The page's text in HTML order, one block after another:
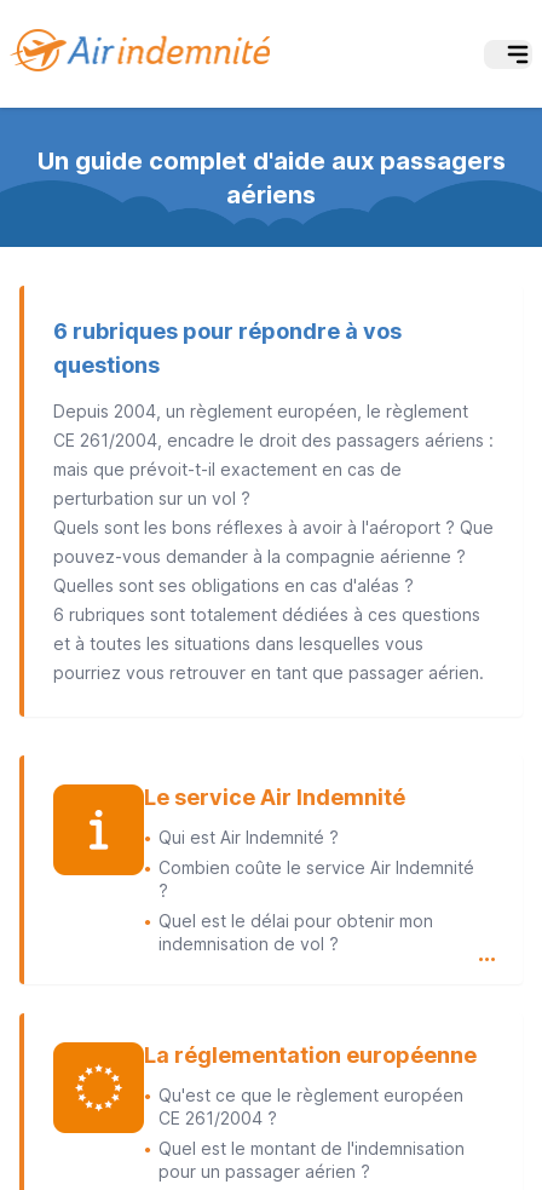
Un guide complet d'aide aux passagers
aériens
6 rubriques pour répondre à vos
questions
Depuis 2004, un règlement européen, le règlement
CE 261/2004, encadre le droit des passagers aériens :
mais que prévoit-t-il exactement en cas de
perturbation sur un vol ?
Quels sont les bons réflexes à avoir à l'aéroport ? Que
pouvez-vous demander à la compagnie aérienne ?
Quelles sont ses obligations en cas d'aléas ?
6 rubriques sont totalement dédiées à ces questions
et à toutes les situations dans lesquelles vous
pourriez vous retrouver en tant que passager aérien.
Le service Air Indemnité
● Qui est Air Indemnité ?
●
Combien coûte le service Air Indemnité
?
●
Quel est le délai pour obtenir mon
indemnisation de vol ?
…
La réglementation européenne
●
Qu'est ce que le règlement européen
CE 261/2004 ?
●
Quel est le montant de l'indemnisation
pour un passager aérien ?